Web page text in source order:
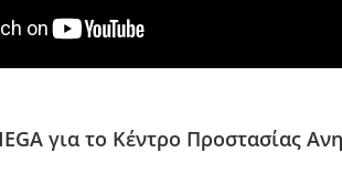
για το Κέντρο Προστασίας